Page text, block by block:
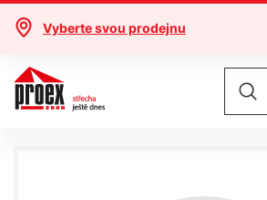
Vyberte svou prodejnu